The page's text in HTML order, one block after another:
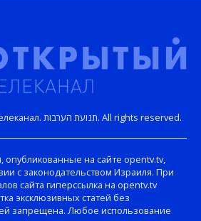
Copyright © Открытый телеканал. תנועת הערבות. All rights reserved.
опубликованные на сайте opentv.tv,
с законодательством Израиля. При
сайта гиперссылка на opentv.tv
эксклюзивных статей без
запрещена. Любое использование